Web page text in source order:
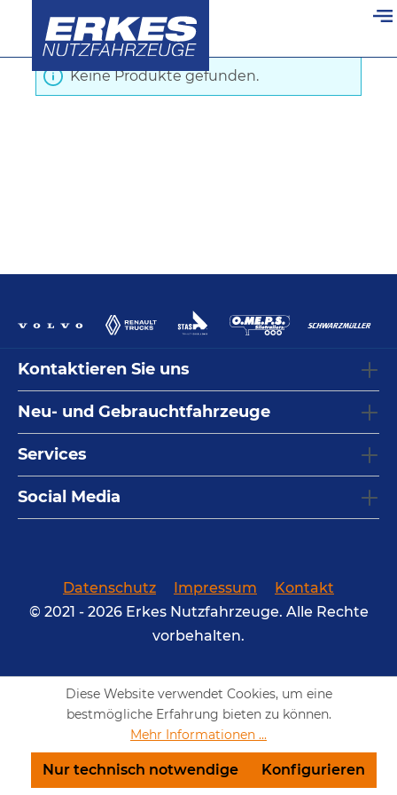
springen
Schubboden
Keine Produkte gefunden.
Kontaktieren Sie uns
Neu- und Gebrauchtfahrzeuge
Services
Social Media
Datenschutz Impressum
Kontakt
© 2021 - 2026 Erkes Nutzfahrzeuge. Alle Rechte
vorbehalten.
Diese Website verwendet Cookies, um eine
bestmögliche Erfahrung bieten zu können.
Mehr Informationen ...
Nur technisch notwendige Konfigurieren